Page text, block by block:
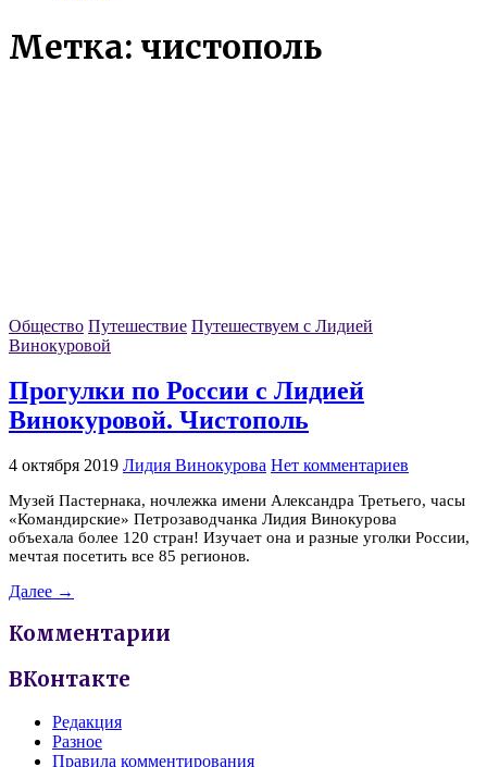
Метка: чистополь
Общество Путешествие Путешествуем с Лидией
Винокуровой
Прогулки по России с Лидией
Винокуровой. Чистополь
4 октября 2019 Лидия Винокурова Нет комментариев
Музей Пастернака, ночлежка имени Александра Третьего, часы
«Командирские» Петрозаводчанка Лидия Винокурова
объехала более 120 стран! Изучает она и разные уголки России,
мечтая посетить все 85 регионов.
Далее →
Комментарии
ВКонтакте
Редакция
Разное
Правила комментирования